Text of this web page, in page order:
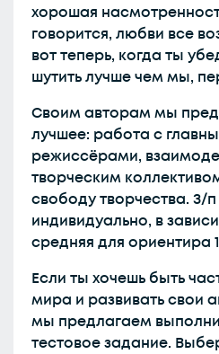
хорошая
говорится, любви все
вот теперь, когда ты
шутить лучше чем мы,
Своим авторам мы
лучшее: работа с
режиссёрами,
творческим
свободу творчества. З/
индивидуально, в
средняя для ориентира
Если ты хочешь быть
мира и развивать свои
мы предлагаем
тестовое задание.